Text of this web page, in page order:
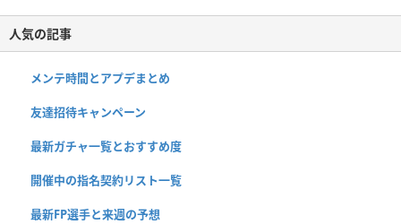
人気の記事
メンテ時間とアプデまとめ
友達招待キャンペーン
最新ガチャ一覧とおすすめ度
開催中の指名契約リスト一覧
最新FP選手と来週の予想